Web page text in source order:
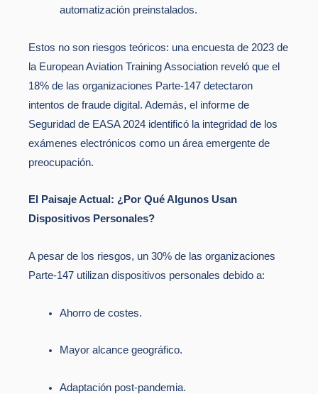
automatización preinstalados.
Estos no son riesgos teóricos: una encuesta de 2023 de
la European Aviation Training Association reveló que el
18% de las organizaciones Parte-147 detectaron
intentos de fraude digital. Además, el informe de
Seguridad de EASA 2024 identificó la integridad de los
exámenes electrónicos como un área emergente de
preocupación.
El Paisaje Actual: ¿Por Qué Algunos Usan
Dispositivos Personales?
A pesar de los riesgos, un 30% de las organizaciones
Parte-147 utilizan dispositivos personales debido a:
Ahorro de costes.
Mayor alcance geográfico.
Adaptación post-pandemia.